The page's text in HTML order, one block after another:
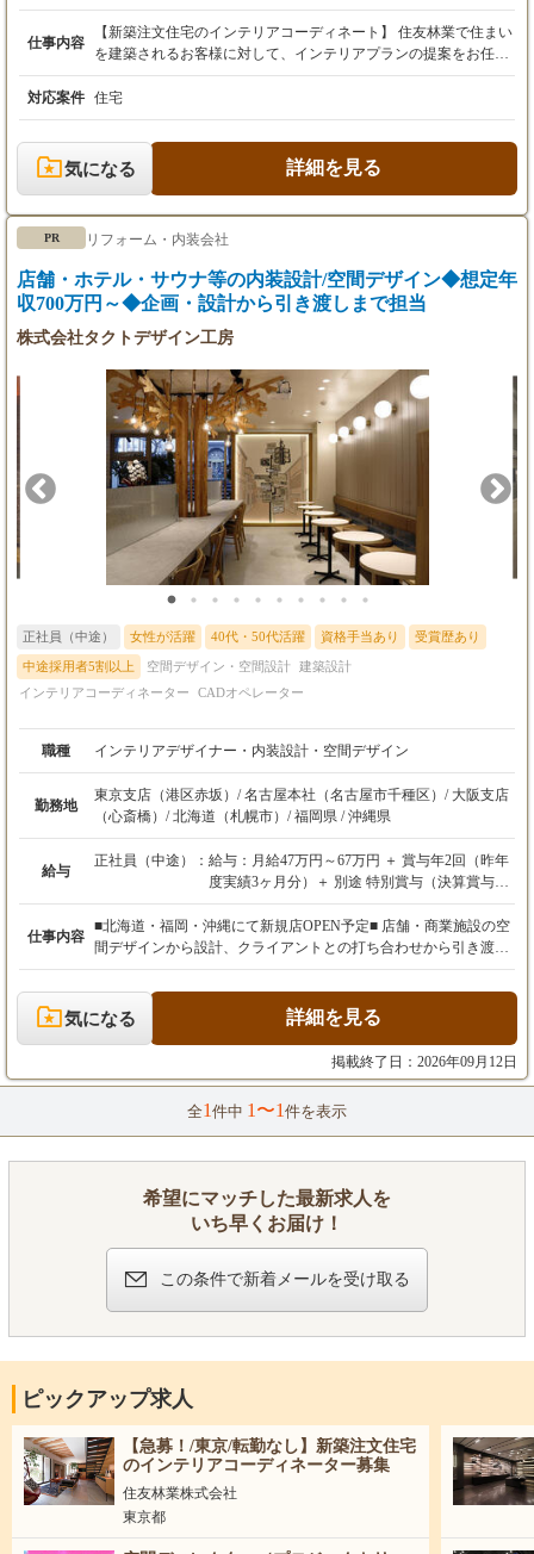
※別途業績手当は賞与にて支給
※初年後は満額支給とはならないため、2年目
以降のイメージとなります。
※別途時間外手当あり（月給に含まれる41時間を超過
した時間外労働分について支給）
※別途交通費支給
※別途業績手当は賞与にて支給
【年収例】
20代：450～550万円程度（基本年収400万円＋業績賞
30代：450～600万円（基本年収450万円＋業績賞与）
仕事内容
【新築注文住宅のインテリアコーディネート】 住友林業で住まい
を建築されるお客様に対して、インテリアプランの提案をお任せ
します。 具体的には ■インテリア提案（家具・照明・カーテン
等） ■空間提案（配線配灯計画・室内の内装提案） ■トータルイ
ンテリアプラン提案（システムキッチン・アート）など 住友林業
ならではの木の温かみを存分に生かした、心安らげる住宅をトー
タル提案にてデザインをしていただくことが出来ます。 【勤務
地】 池袋支店（東京都豊島区） 東京東支店（東京都江東区） 東
県水戸市） つくば支店（茨城県つくば市） 群馬支店（群馬県高
崎市） 池袋支店（東京都豊島区） 千葉支店（千葉県千葉市、木
更津市） 柏支店（千葉県柏市） 成田支店（千葉県成田市） 富山
支店（富山県富山市） 福井支店（福井県福井市） 信州支店（長
野県長野市、長野県松本市） 岐阜支店（岐阜県岐阜市） 静岡支
岡県浜松市） 岡崎支店（愛知県岡崎市） 名古屋支店（愛知県名
古屋市） 名古屋中央支店（愛知県名古屋市） 名古屋南支店（愛
知県名古屋市 豊橋支店（愛知県豊橋市） 滋賀支店（滋賀県草津
市） 大阪支店（大阪府大阪市） 大阪北支店（大阪府豊中市） 大
阪南支店（大阪府堺市） 奈良支店（奈良県生駒市） 和歌山支店
（和歌山県和歌山市） 神戸支店（兵庫県神戸市、兵庫県西宮市）
姫路支店（兵庫県姫路市） 岡山支店（鳥取県米子市、岡山県岡山
市） 広島支店（広島県広島市） 福山支店（広島県福山市） 山口
支店（山口県山口市） 高松支店（徳島県徳島市） 福岡支店（福
岡県福岡市、北九州市） 西九州支店（福岡県久留米市、佐賀県佐
賀市、長崎県諫早市） 熊本支店（熊本県熊本市） 大分支店（大
対応案件 住宅
気になる 詳細を見る
PR リフォーム・内装会社
店舗・ホテル・サウナ等の内装設計/空間デザイン◆想定年
収700万円～◆企画・設計から引き渡しまで担当
株式会社タクトデザイン工房
正社員（中途） 女性が活躍 40代・50代活躍 資格手当あり 受賞歴あり
中途採用者5割以上 空間デザイン・空間設計 建築設計
インテリアコーディネーター
CADオペレーター
職種 インテリアデザイナー・内装設計・空間デザイン
勤務地
東京支店（港区赤坂）/ 名古屋本社（名古屋市千種区）/ 大阪支店
（心斎橋）/ 北海道（札幌市）/ 福岡県 / 沖縄県
給与
正社員（中途）： 給与：月給47万円～67万円 ＋ 賞与年2回（昨年
度実績3ヶ月分）＋ 別途 特別賞与（決算賞与）
あり
※経験、能力、前職の給与などを最大限考慮
し、給与額を決定いたします。
※上記月給には、固定残業代（月45時間分／7
万円～9万円以上）を含みます。超過分は別途
全額支給いたします。
※試用期間6ヶ月あり（期間中の待遇に変更は
ありません）。
【年収例】
880万円（入社8年／月給40万円＋賞与）
1040万円（入社15年／月給45万円＋賞与）
です。
仕事内容
■北海道・福岡・沖縄にて新規店OPEN予定■ 店舗・商業施設の空
間デザインから設計、クライアントとの打ち合わせから引き渡し
まで、一貫して携わっていただきます！ お客様の夢を形にし、多
くの人々を惹きつけ、笑顔にする空間を創造する、やりがいに満
ちた仕事です。 【具体的な業務内容】 ・クライアントとの打ち
合わせ、ヒアリング、コンセプト立案 ・店舗設計、デザイン（Ve
ctorworksを使用。基礎知識があれば、経験豊富な上司が丁寧に指
導しますのでご安心ください） ・引き渡し ご経験や希望に応じ
かのポジションで選考可能です。 「自分の経験がどの職種に合う
かわからない」という方も、まずはお気軽にご応募ください！
【手がける案件】 ・フィットネスクラブ、サウナ、ビジネスホテ
な商業施設。 ・設計から施工まで一貫して手がける案件が約8
割。残りは施工からの参加となります。 ・工期は1案件あたり1～
2ヶ月程度。並行案件は通常1～2件、繁忙期で4件程度です。 ・1
案件あたり約50名の職人をまとめ、プロジェクトを推進します。
【この仕事のやりがい】 お客様の想像を超えるクオリティを実現
し、「タクトデザイン工房に頼んでよかった」「ここまでこだわ
ってくれてありがとう」といった感謝の言葉をいただけた時、大
気になる 詳細を見る
掲載終了日：2026年09月12日
全1 件中 1〜1 件を表示
希望にマッチした最新求人を
いち早くお届け！
この条件で新着メールを受け取る
ピックアップ求人
【急募！/東京/転勤なし】新築注文住宅
のインテリアコーディネーター募集
住友林業株式会社
東京都